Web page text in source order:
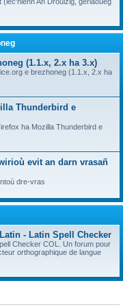
(1.1.x, 2.x ha 3.x)
e brezhoneg (1.1.x, 2.x ha
Thunderbird e
ha Mozilla Thunderbird e
evit an darn vrasañ
dre-vras
- Latin Spell Checker
Checker COL. Un forum pour
orthographique de langue